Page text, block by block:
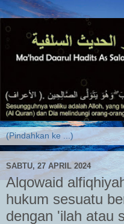
SABTU, 27 APRIL 2024
Alqowaid
hukum sesuatu
dengan 'ilah atau